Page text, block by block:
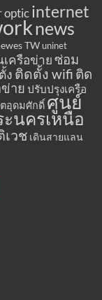
opticinternet
news
TW uninet
เครือข่าย ซ่อม
ง ติดตั้ง wifi ติด
าย ปรับปรุงเครือ
อุดมศักดิ์ ศูนย์
นครเหนือ
วช เดินสายแลน